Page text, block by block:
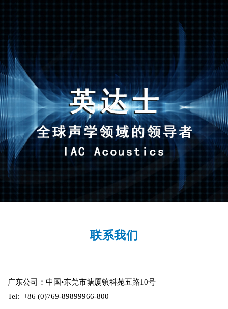
联系我们
广东公司：中国•东莞市塘厦镇科苑五路10号
Tel: +86 (0)769-89899966-800